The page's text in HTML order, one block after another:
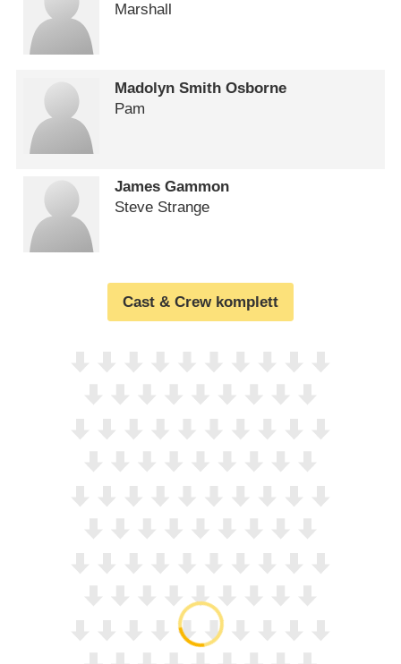
Marshall
Madolyn Smith Osborne
Pam
James Gammon
Steve Strange
Cast & Crew komplett